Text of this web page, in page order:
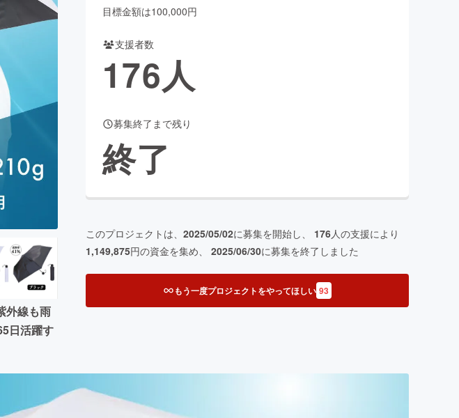
アニメ・漫画
ビューティー・ヘルスケア
外線も雨
日活躍す
目標金額は100,000円
支援者数
176人
募集終了まで残り
終了
このプロジェクトは、 2025/05/02に募集を開始し、 176人の支援により
1,149,875円の資金を集め、 2025/06/30に募集を終了しました
もう一度プロジェクトをやってほしい 93